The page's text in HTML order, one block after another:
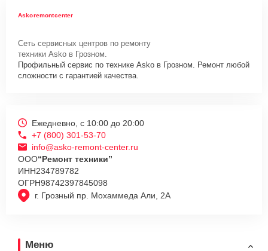
Askoremontcenter
Сеть сервисных центров по ремонту
техники Asko в Грозном.
Профильный сервис по технике Asko в Грозном. Ремонт любой
сложности с гарантией качества.
г. Грозный пр. Мохаммеда Али, 2А
Ежедневно, с 10:00 до 20:00
+7 (800) 301-53-70
info@asko-remont-center.ru
ООО“Ремонт техники”
ИНН234789782
ОГРН98742397845098
Меню